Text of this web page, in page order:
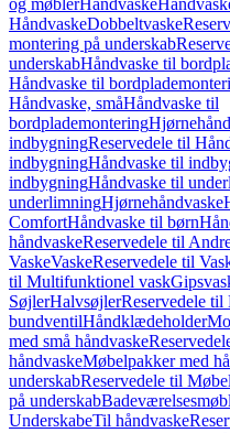
og møblerHåndvaske
HåndvaskeDobbeltvaske
montering på underskab
underskabHåndvaske til
Håndvaske til
Håndvaske, småHåndvaske til
bordplademontering
indbygningReservedele til
indbygningHåndvaske til
indbygningHåndvaske til
underlimningHjørnehåndvaske
ComfortHåndvaske til børn
håndvaskeReservedele til
VaskeVaskeReservedele til
til Multifunktionel vask
SøjlerHalvsøjlerReservedele
bundventilHåndklædeholder
med små håndvaske
håndvaskeMøbelpakker med
underskabReservedele til
på underskab
UnderskabeTil håndvaske